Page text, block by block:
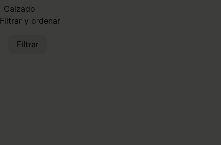
Calzado
Filtrar y ordenar
Filtrar